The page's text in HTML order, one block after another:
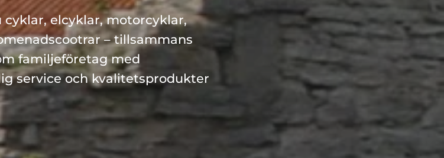
cyklar, elcyklar, motorcyklar,
– tillsammans
familjeföretag med
service och kvalitetsprodukter